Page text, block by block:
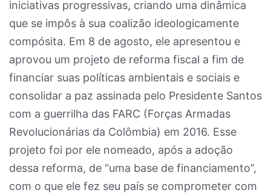
iniciativas progressivas, criando uma dinâmica
que se impôs à sua coalizão ideologicamente
compósita. Em 8 de agosto, ele apresentou e
aprovou um projeto de reforma fiscal a fim de
financiar suas políticas ambientais e sociais e
consolidar a paz assinada pelo Presidente Santos
com a guerrilha das FARC (Forças Armadas
Revolucionárias da Colômbia) em 2016. Esse
projeto foi por ele nomeado, após a adoção
dessa reforma, de “uma base de financiamento”,
com o que ele fez seu país se comprometer com